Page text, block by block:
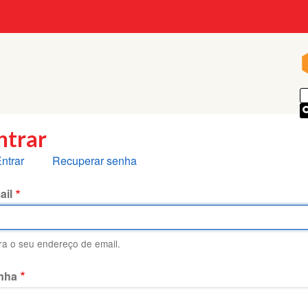
Recuperar senha
o seu endereço de email.